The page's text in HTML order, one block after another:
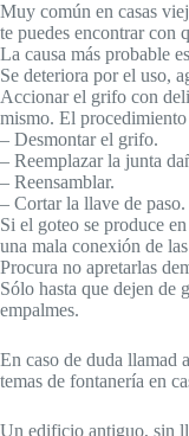
Muy común en casas
te puedes encontrar con
La causa más probable
Se deteriora por el uso,
Accionar el grifo con
mismo. El procedimiento
– Desmontar el grifo.
– Reemplazar la junta
– Reensamblar.
– Cortar la llave de
Si el goteo se produce
una mala conexión de
Procura no apretarlas
Sólo hasta que dejen de
empalmes.
En caso de duda llamad
temas de fontanería en
Un edificio antiguo, sin